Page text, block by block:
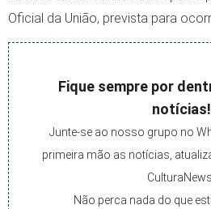
Oficial da União, prevista para
Fique sempre por
notícias!
Junte-se ao nosso grupo no
primeira mão as notícias,
CulturaNews.
Não perca nada do que